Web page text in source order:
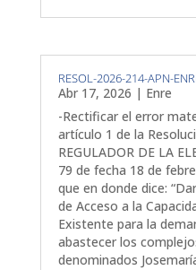
RESOL-2026-214-APN-
Abr 17, 2026 | Enre
-Rectificar el error
artículo 1 de la
REGULADOR DE LA
79 de fecha 18 de
que en donde dice:
de Acceso a la
Existente para la
abastecer los
denominados